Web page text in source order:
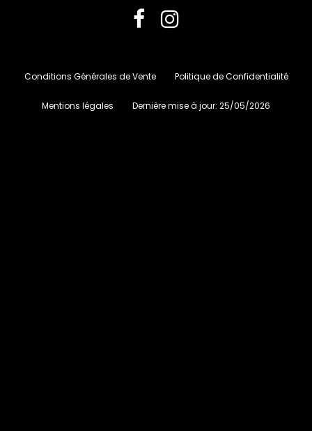
Conditions Générales de Vente Politique de Confidentialité
Mentions légales Dernière mise à jour: 25/05/2026